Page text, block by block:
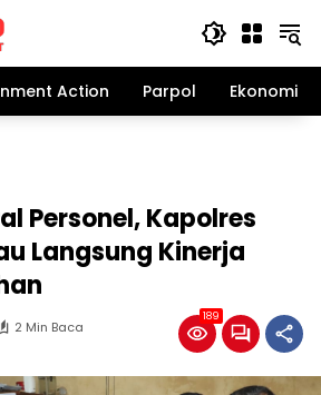
Action Parpol Ekonomi
Personel, Kapolres
Langsung Kinerja
2 Min Baca
189